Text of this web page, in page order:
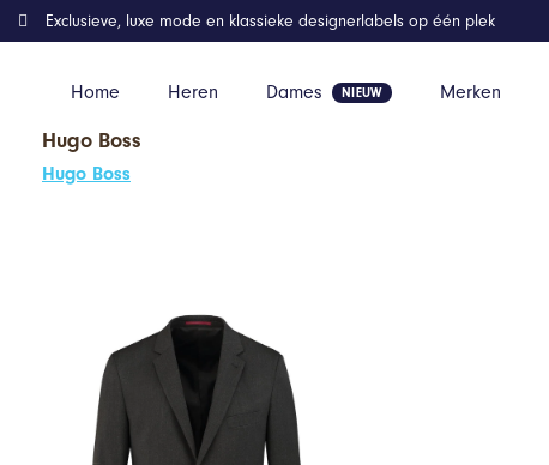
Home Heren Dames Merken
Exclusieve, luxe mode en klassieke designerlabels op één plek
Hugo Boss
Hugo Boss
Home Kleding